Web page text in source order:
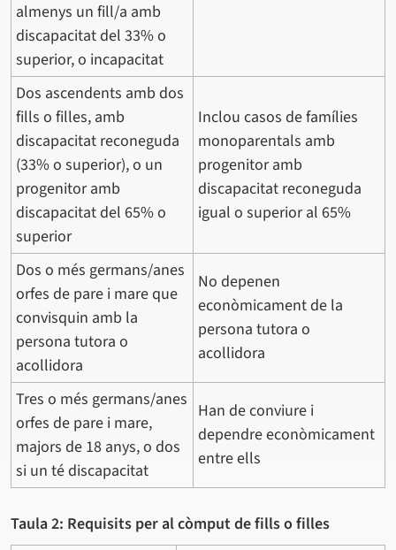
almenys un fill/a amb
discapacitat del 33% o
superior, o incapacitat
Dos ascendents amb dos
fills o filles, amb
discapacitat reconeguda
(33% o superior), o un
progenitor amb
discapacitat del 65% o
superior
Inclou casos de famílies
monoparentals amb
progenitor amb
discapacitat reconeguda
igual o superior al 65%
Dos o més germans/anes
orfes de pare i mare que
convisquin amb la
persona tutora o
acollidora
No depenen
econòmicament de la
persona tutora o
acollidora
Tres o més germans/anes
orfes de pare i mare,
majors de 18 anys, o dos
si un té discapacitat
Han de conviure i
dependre econòmicament
entre ells
Taula 2: Requisits per al còmput de fills o filles